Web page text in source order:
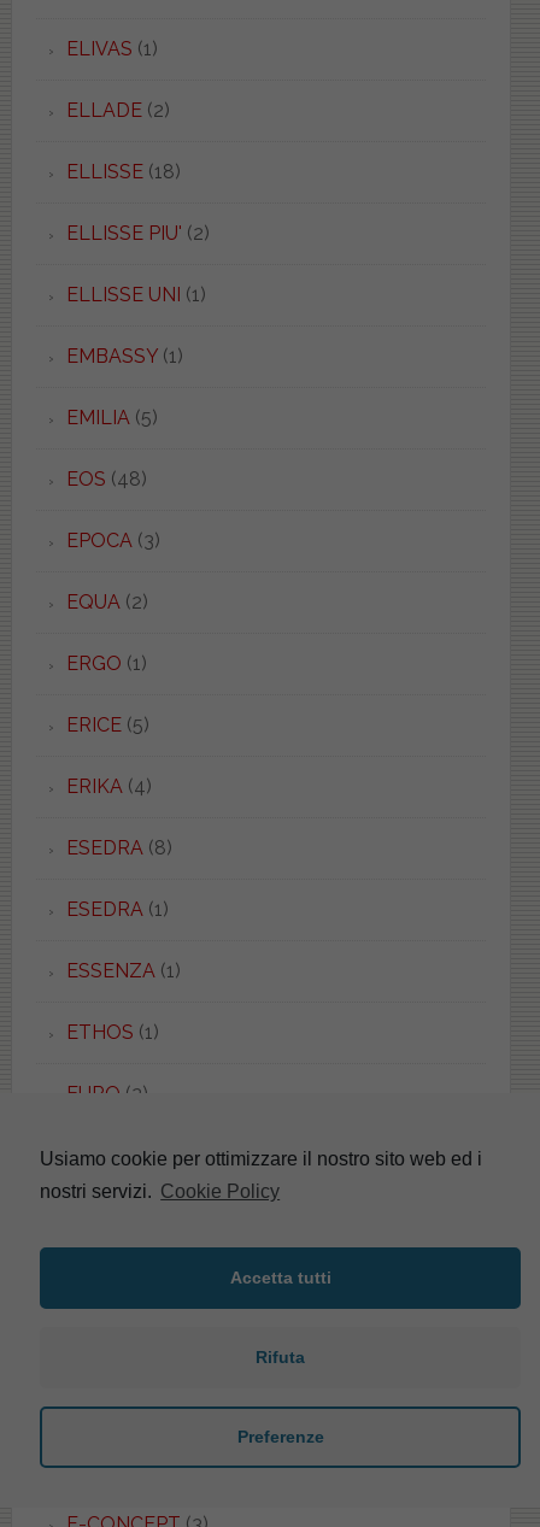
ELIVAS (1)
ELLADE(2)
ELLISSE(18)
ELLISSE PIU' (2)
ELLISSE UNI (1)
EMBASSY(1)
EMILIA (5)
EOS (48)
EPOCA (3)
EQUA (2)
ERGO (1)
ERICE(5)
ERIKA (4)
ESEDRA (8)
ESEDRA (1)
ESSENZA (1)
ETHOS (1)
EURO (2)
EUROPA(4)
EXEL(2)
Usiamo cookie per ottimizzare il nostro sito web ed i
nostri servizi. Cookie Policy
Accetta tutti
Rifuta
Preferenze